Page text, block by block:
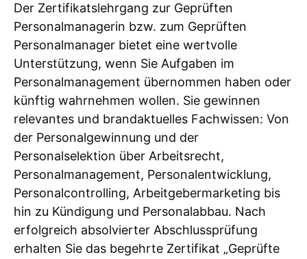
Der Zertifikatslehrgang zur Geprüften
Personalmanagerin bzw. zum Geprüften
Personalmanager bietet eine wertvolle
Unterstützung, wenn Sie Aufgaben im
Personalmanagement übernommen haben oder
künftig wahrnehmen wollen. Sie gewinnen
relevantes und brandaktuelles Fachwissen: Von
der Personalgewinnung und der
Personalselektion über Arbeitsrecht,
Personalmanagement, Personalentwicklung,
Personalcontrolling, Arbeitgebermarketing bis
hin zu Kündigung und Personalabbau. Nach
erfolgreich absolvierter Abschlussprüfung
erhalten Sie das begehrte Zertifikat „Geprüfte